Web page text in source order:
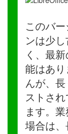
このバー
ンは少し
く、最
能はあり
んが、長
ストされ
ます。
場合は、